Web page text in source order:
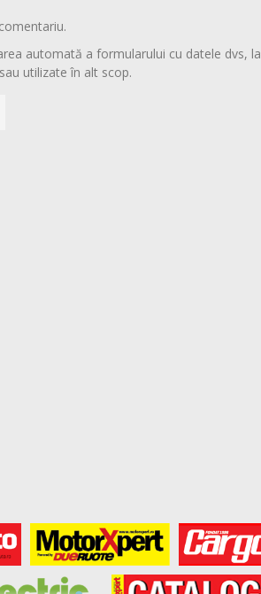
automată a formularului cu datele dvs, la
utilizate în alt scop.